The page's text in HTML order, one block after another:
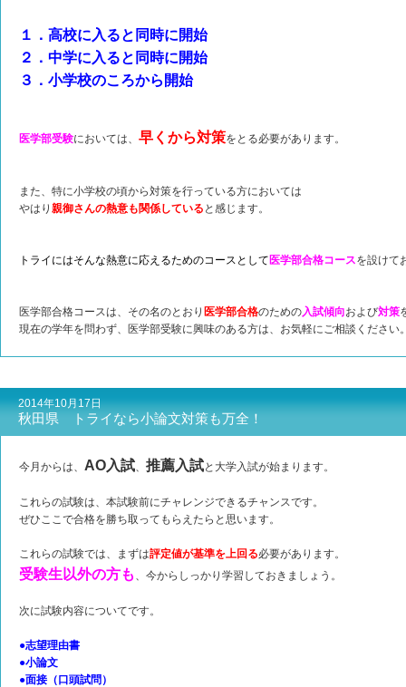
１．高校に入ると同時に開始
２．中学に入ると同時に開始
３．小学校のころから開始
医学部受験においては、 早くから対策をとる必要があります。
また、特に小学校の頃から対策を行っている方においては
やはり 親御さんの熱意も関係している と感じます。
トライにはそんな熱意に応えるためのコースとして 医学部合格コースを設けて
医学部合格コースは、その名のとおり 医学部合格のための入試傾向および対策
現在の学年を問わず、医学部受験に興味のある方は、お気軽にご相談ください
2014年10月17日
秋田県 トライなら小論文対策も万全！
今月からは、 AO入試、 推薦入試と大学入試が始まります。
これらの試験は、本試験前にチャレンジできるチャンスです。
ぜひここで合格を勝ち取ってもらえたらと思います。
これらの試験では、まずは評定値が基準を上回る必要があります。
受験生以外の方も 、今からしっかり学習しておきましょう。
次に試験内容についてです。
●志望理由書
●小論文
●面接（口頭試問）